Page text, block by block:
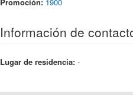
Información de
Lugar de residencia: -